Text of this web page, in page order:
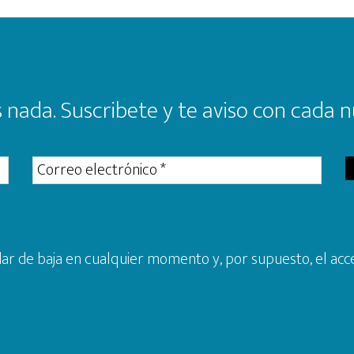
Suscribete y te aviso con cada
de baja en cualquier momento y, por supuesto, el